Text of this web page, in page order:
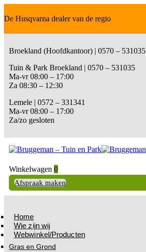
De Husqvarna dealer van de regio
Broekland (Hoofdkantoor) | 0570 – 531035
Tuin & Park Broekland | 0570 – 531035
Ma-vr 08:00 – 17:00
Za 08:30 – 12:30
Lemele | 0572 – 331341
Ma-vr 08:00 – 17:00
Za/zo gesloten
Winkelwagen 0
Afspraak maken
Home
Wie zijn wij
Webwinkel/Producten
Gras en Grond